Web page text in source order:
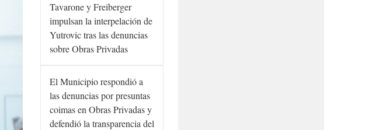
Tavarone y Freiberger
impulsan la interpelación de
Yutrovic tras las denuncias
sobre Obras Privadas
El Municipio respondió a
las denuncias por presuntas
coimas en Obras Privadas y
defendió la transparencia del